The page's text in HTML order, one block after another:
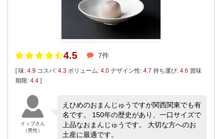
4.5 7件
[ 味: 4.9 コスパ: 4.3 ボリューム: 4.0 デザイン性: 4.7 持ち運び: 4.6 賞味
期限: 4.4 ]
イップさん
（男性）
えひめのおまんじゅうですが関西関東でも有
名です。 150年の歴史があり、一口サイズで
上品なおまんじゅうです。 大切な方へのお
土産に最適です。